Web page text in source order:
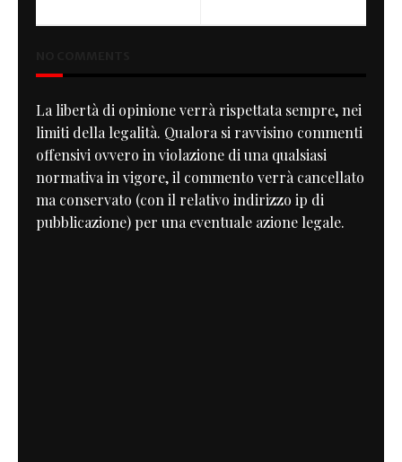
La libertà di opinione verrà rispettata sempre, nei
limiti della legalità. Qualora si ravvisino commenti
offensivi ovvero in violazione di una qualsiasi
normativa in vigore, il commento verrà cancellato
ma conservato (con il relativo indirizzo ip di
pubblicazione) per una eventuale azione legale.